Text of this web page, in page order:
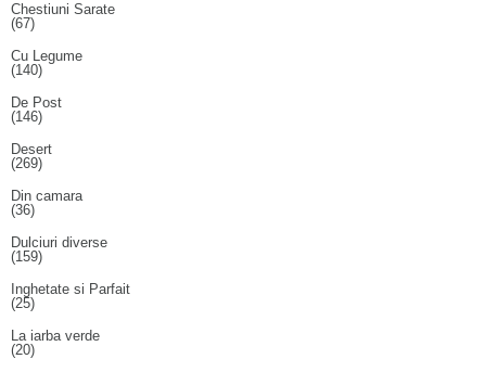
Chestiuni Sarate
(67)
Cu Legume
(140)
De Post
(146)
Desert
(269)
Din camara
(36)
Dulciuri diverse
(159)
Inghetate si Parfait
(25)
La iarba verde
(20)